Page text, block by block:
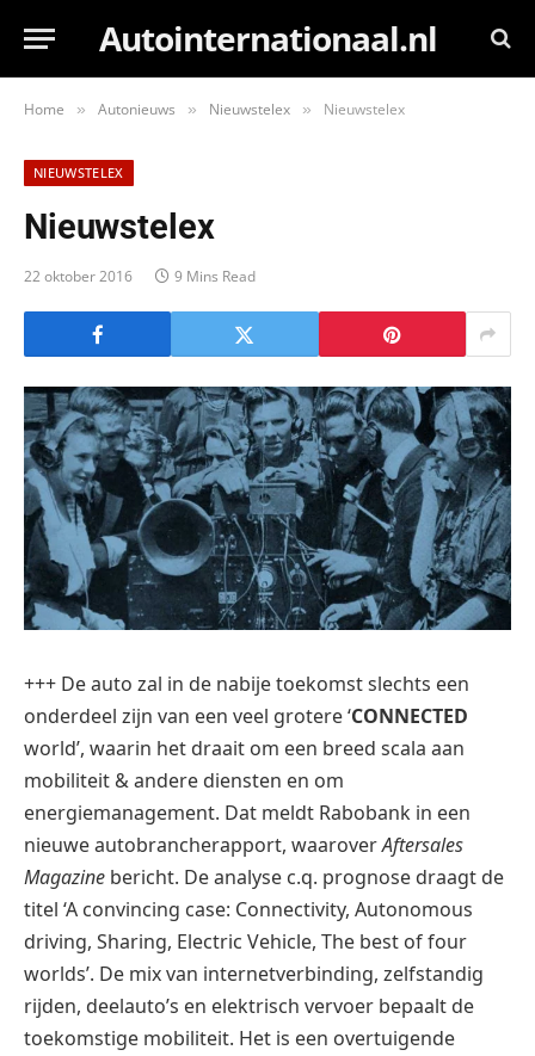
Autointernationaal.nl
Home » Autonieuws » Nieuwstelex » Nieuwstelex
NIEUWSTELEX
Nieuwstelex
22 oktober 2016 9 Mins Read
+++ De auto zal in de nabije toekomst slechts een
onderdeel zijn van een veel grotere ‘CONNECTED
world’, waarin het draait om een breed scala aan
mobiliteit & andere diensten en om
energiemanagement. Dat meldt Rabobank in een
nieuwe autobrancherapport, waaroverAftersales
Magazine bericht. De analyse c.q. prognose draagt de
titel ‘A convincing case: Connectivity, Autonomous
driving, Sharing, Electric Vehicle, The best of four
worlds’. De mix van internetverbinding, zelfstandig
rijden, deelauto’s en elektrisch vervoer bepaalt de
toekomstige mobiliteit. Het is een overtuigende